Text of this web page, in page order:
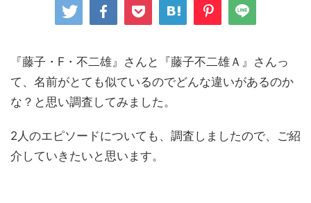
『藤子・F・不二雄』さんと『藤子不二雄Ａ』さんっ
て、名前がとても似ているのでどんな違いがあるのか
な？と思い調査してみました。
2人のエピソードについても、調査しましたので、ご紹
介していきたいと思います。